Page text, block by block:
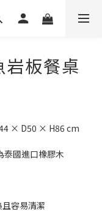
板餐桌
× D50 × H86 cm
泰國進口橡膠木
容易清潔